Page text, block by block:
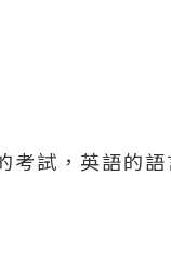
試，英語的